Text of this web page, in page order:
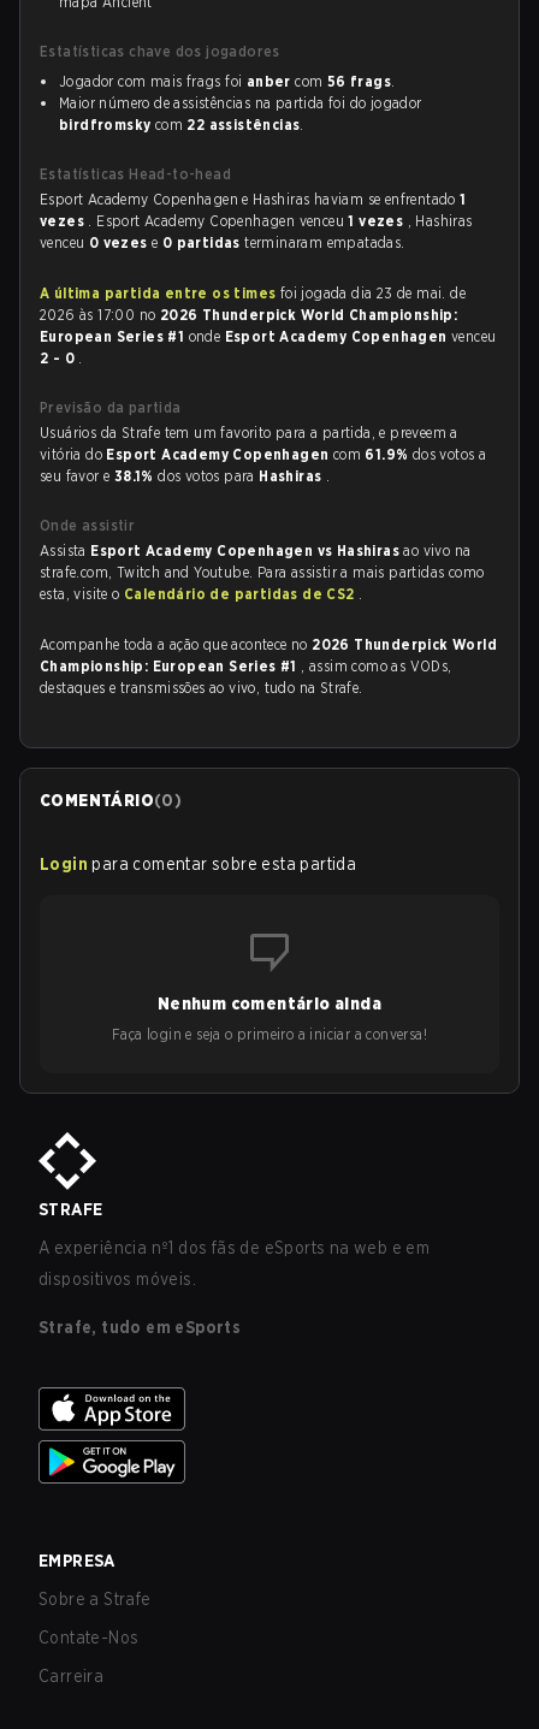
Estatísticas chave dos jogadores
Jogador com mais frags foi anber com 56 frags.
Maior número de assistências na partida foi do jogador
birdfromsky com 22 assistências.
Estatísticas Head-to-head
Esport Academy Copenhagen e Hashiras haviam se enfrentado1
vezes . Esport Academy Copenhagen venceu1 vezes , Hashiras
venceu 0 vezese 0 partidasterminaram empatadas.
A última partida entre os times foi jogada dia 23 de mai. de
2026 às 17:00 no 2026 Thunderpick World Championship:
European Series #1 onde Esport Academy Copenhagenvenceu
2 - 0 .
Previsão da partida
Usuários da Strafe tem um favorito para a partida, e preveem a
vitória do Esport Academy Copenhagen com 61.9% dos votos a
seu favor e 38.1%dos votos para Hashiras .
Onde assistir
Assista Esport Academy Copenhagen vs Hashirasao vivo na
strafe.com, Twitch and Youtube. Para assistir a mais partidas como
esta, visite o Calendário de partidas de CS2 .
Acompanhe toda a ação que acontece no 2026 Thunderpick World
Championship: European Series #1 , assim como as VODs,
destaques e transmissões ao vivo, tudo na Strafe.
COMENTÁRIO(0)
Login para comentar sobre esta partida
Nenhum comentário ainda
Faça login e seja o primeiro a iniciar a conversa!
STRAFE
A experiência nº1 dos fãs de eSports na web e em
dispositivos móveis.
Strafe, tudo em eSports
EMPRESA
Sobre a Strafe
Contate-Nos
Carreira